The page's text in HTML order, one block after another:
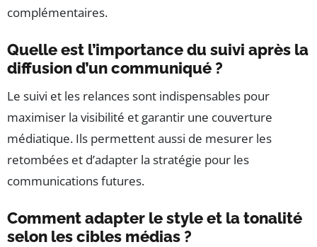
complémentaires.
Quelle est l’importance du suivi après la
diffusion d’un communiqué ?
Le suivi et les relances sont indispensables pour
maximiser la visibilité et garantir une couverture
médiatique. Ils permettent aussi de mesurer les
retombées et d’adapter la stratégie pour les
communications futures.
Comment adapter le style et la tonalité
selon les cibles médias ?